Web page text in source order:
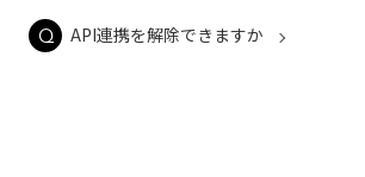
API連携を解除できますか